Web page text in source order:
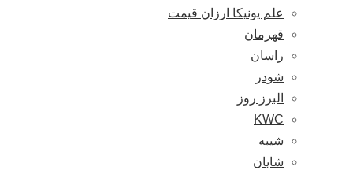
علم یونیکا ارزان قیمت
قهرمان
راسان
شودر
البرز روز
KWC
شیبه
شایان